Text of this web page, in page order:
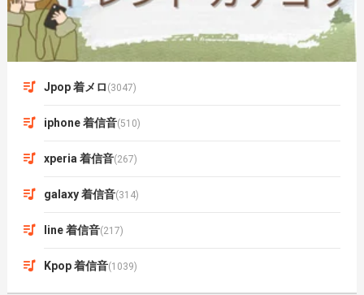
Jpop 着メロ (3047)
iphone 着信音(510)
xperia 着信音(267)
galaxy 着信音(314)
line 着信音(217)
Kpop 着信音(1039)